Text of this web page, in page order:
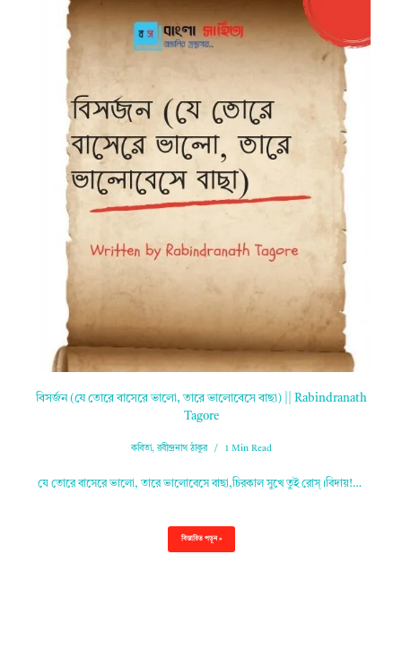
বিসর্জন (যে তোরে বাসেরে ভালো, তারে ভালোবেসে বাছা) || Rabindranath
Tagore
কবিতা,রবীন্দ্রনাথ ঠাকুর 1 Min Read
যে তোরে বাসেরে ভালো, তারে ভালোবেসে বাছা,চিরকাল সুখে তুই রোস্‌।বিদায়!…
বিস্তারিত পড়ুন »